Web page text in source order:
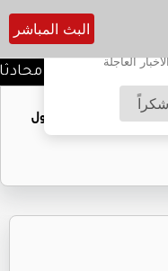
العاجلة
شكراً
البث المباشر
على خصوصية محادثاتك
مكاسب مادية.. هل تحول